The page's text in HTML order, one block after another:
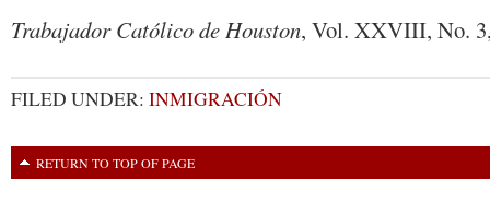
Trabajador Católico de Houston, Vol. XXVIII, No.
FILED UNDER: INMIGRACIÓN
RETURN TO TOP OF PAGE